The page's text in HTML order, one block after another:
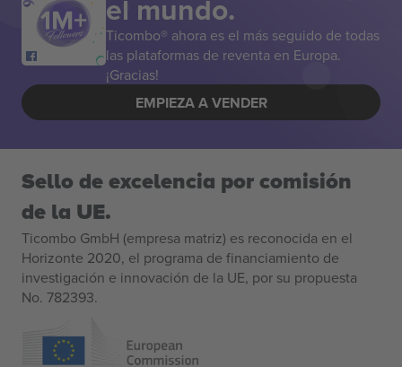
el mundo.
Ticombo® ahora es el más seguido de todas
las plataformas de reventa en Europa.
¡Gracias!
EMPIEZA A VENDER
Sello de excelencia por comisión
de la UE.
Ticombo GmbH (empresa matriz) es reconocida en el
Horizonte 2020, el programa de financiamiento de
investigación e innovación de la UE, por su propuesta
No. 782393.